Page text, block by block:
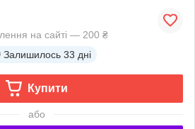
на сайті — 200 ₴
Залишилось 33 дні
Купити
або